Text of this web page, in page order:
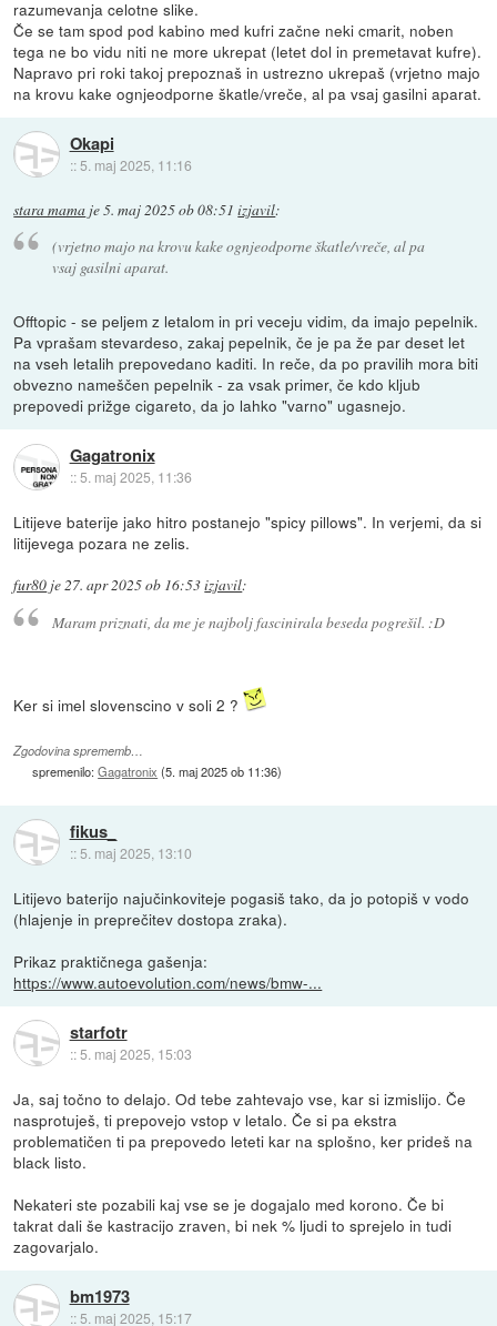
razumevanja celotne slike.
Če se tam spod pod kabino med kufri začne neki cmarit, noben
tega ne bo vidu niti ne more ukrepat (letet dol in premetavat kufre).
Napravo pri roki takoj prepoznaš in ustrezno ukrepaš (vrjetno majo
na krovu kake ognjeodporne škatle/vreče, al pa vsaj gasilni aparat.
Okapi
:: 5. maj 2025, 11:16
stara mama je5. maj 2025 ob 08:51 izjavil:
(vrjetno majo na krovu kake ognjeodporne škatle/vreče, al pa
vsaj gasilni aparat.
Offtopic - se peljem z letalom in pri veceju vidim, da imajo pepelnik.
Pa vprašam stevardeso, zakaj pepelnik, če je pa že par deset let
na vseh letalih prepovedano kaditi. In reče, da po pravilih mora biti
obvezno nameščen pepelnik - za vsak primer, če kdo kljub
prepovedi prižge cigareto, da jo lahko "varno" ugasnejo.
Gagatronix
::5. maj 2025, 11:36
Litijeve baterije jako hitro postanejo "spicy pillows". In verjemi, da si
litijevega pozara ne zelis.
fur80 je27. apr 2025 ob 16:53izjavil:
Maram priznati, da me je najbolj fascinirala beseda pogrešil. :D
Ker si imel slovenscino v soli 2 ?
Zgodovina sprememb…
spremenilo:Gagatronix (5. maj 2025 ob 11:36)
fikus_
:: 5. maj 2025, 13:10
Litijevo baterijo najučinkoviteje pogasiš tako, da jo potopiš v vodo
(hlajenje in preprečitev dostopa zraka).
Prikaz praktičnega gašenja:
https://www.autoevolution.com/news/bmw-...
starfotr
::5. maj 2025, 15:03
Ja, saj točno to delajo. Od tebe zahtevajo vse, kar si izmislijo. Če
nasprotuješ, ti prepovejo vstop v letalo. Če si pa ekstra
problematičen ti pa prepovedo leteti kar na splošno, ker prideš na
black listo.
Nekateri ste pozabili kaj vse se je dogajalo med korono. Če bi
takrat dali še kastracijo zraven, bi nek % ljudi to sprejelo in tudi
zagovarjalo.
bm1973
:: 5. maj 2025, 15:17